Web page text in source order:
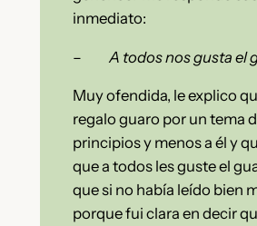
inmediato:
– A todos nos gusta el
Muy ofendida, le explico
regalo guaro por un tema
principios y menos a él y
que a todos les guste el
que si no había leído bien
porque fui clara en decir